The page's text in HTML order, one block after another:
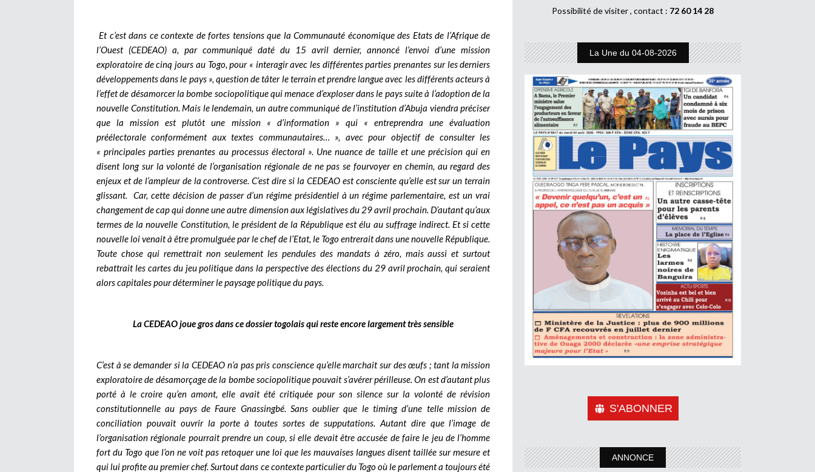
Et c’est dans ce contexte de fortes tensions que la Communauté économique des Etats de l’Afrique de
l’Ouest (CEDEAO) a, par communiqué daté du 15 avril dernier, annoncé l’envoi d’une mission
exploratoire de cinq jours au Togo, pour « interagir avec les différentes parties prenantes sur les derniers
développements dans le pays », question de tâter le terrain et prendre langue avec les différents acteurs à
l’effet de désamorcer la bombe sociopolitique qui menace d’exploser dans le pays suite à l’adoption de la
nouvelle Constitution. Mais le lendemain, un autre communiqué de l’institution d’Abuja viendra préciser
que la mission est plutôt une mission « d’information » qui « entreprendra une évaluation
préélectorale conformément aux textes communautaires… », avec pour objectif de consulter les
« principales parties prenantes au processus électoral ». Une nuance de taille et une précision qui en
disent long sur la volonté de l’organisation régionale de ne pas se fourvoyer en chemin, au regard des
enjeux et de l’ampleur de la controverse. C’est dire si la CEDEAO est consciente qu’elle est sur un terrain
glissant. Car, cette décision de passer d’un régime présidentiel à un régime parlementaire, est un vrai
changement de cap qui donne une autre dimension aux législatives du 29 avril prochain. D’autant qu’aux
termes de la nouvelle Constitution, le président de la République est élu au suffrage indirect. Et si cette
nouvelle loi venait à être promulguée par le chef de l’Etat, le Togo entrerait dans une nouvelle République.
Toute chose qui remettrait non seulement les pendules des mandats à zéro, mais aussi et surtout
rebattrait les cartes du jeu politique dans la perspective des élections du 29 avril prochain, qui seraient
alors capitales pour déterminer le paysage politique du pays.
La CEDEAO joue gros dans ce dossier togolais qui reste encore largement très sensible
C’est à se demander si la CEDEAO n’a pas pris conscience qu’elle marchait sur des œufs ; tant la mission
exploratoire de désamorçage de la bombe sociopolitique pouvait s’avérer périlleuse. On est d’autant plus
porté à le croire qu’en amont, elle avait été critiquée pour son silence sur la volonté de révision
constitutionnelle au pays de Faure Gnassingbé. Sans oublier que le timing d’une telle mission de
conciliation pouvait ouvrir la porte à toutes sortes de supputations. Autant dire que l’image de
l’organisation régionale pourrait prendre un coup, si elle devait être accusée de faire le jeu de l’homme
fort du Togo que l’on ne voit pas retoquer une loi que les mauvaises langues disent taillée sur mesure et
qui lui profite au premier chef. Surtout dans ce contexte particulier du Togo où le parlement a toujours été
Possibilité de visiter , contact : 72 60 14 28
La Une du 04-08-2026
S'ABONNER
ANNONCE